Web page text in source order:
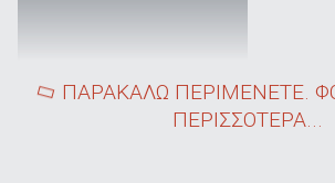
ΠΑΡΑΚΑΛΩ ΠΕΡΙΜΕΝΕΤΕ.
ΠΕΡΙΣΣΟΤΕΡΑ...